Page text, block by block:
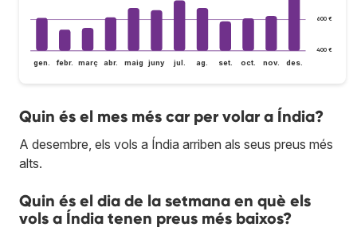
400 €
600 €
gen. febr. març abr. maig juny jul. ag. set. oct. nov. des.
Quin és el mes més car per volar a Índia?
A desembre, els vols a Índia arriben als seus preus més
alts.
Quin és el dia de la setmana en què els
vols a Índia tenen preus més baixos?